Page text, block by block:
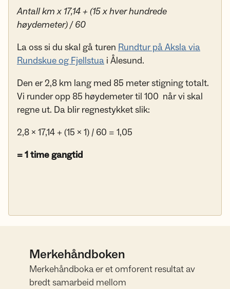
Antall km x 17,14 + (15 x hver hundrede
høydemeter) / 60
La oss si du skal gå turen Rundtur på Aksla via
Rundskue og Fjellstua i Ålesund.
Den er 2,8 km lang med 85 meter stigning totalt.
Vi runder opp 85 høydemeter til 100 når vi skal
regne ut. Da blir regnestykket slik:
2,8 x 17,14 + (15 x 1) / 60 = 1,05
= 1 time gangtid
Merkehåndboken
Merkehåndboka er et omforent resultat av
bredt samarbeid mellom